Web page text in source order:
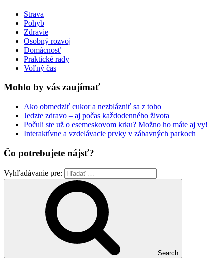
Strava
Pohyb
Zdravie
Osobný rozvoj
Domácnosť
Praktické rady
Voľný čas
Mohlo by vás zaujímať
Ako obmedziť cukor a nezblázniť sa z toho
Jedzte zdravo – aj počas každodenného života
Počuli ste už o esemeskovom krku? Možno ho máte aj vy!
Interaktívne a vzdelávacie prvky v zábavných parkoch
Čo potrebujete nájsť?
Vyhľadávanie pre:
Search